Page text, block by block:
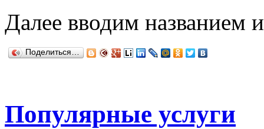
Далее вводим названием
Поделиться…
Популярные услуги